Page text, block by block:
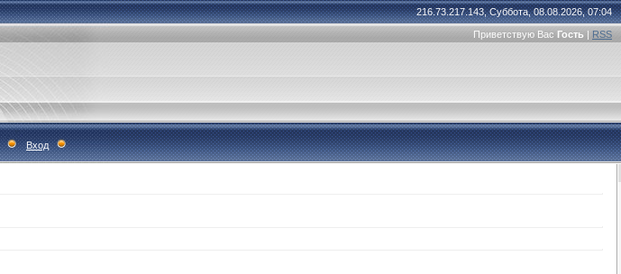
216.73.217.143, Суббота, 08.08.2026, 07:04
Приветствую Вас Гость | RSS
Вход